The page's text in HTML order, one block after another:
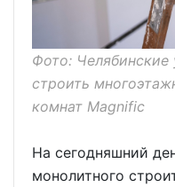
Фото: Челябинские
строить
комнат Magnific
На сегодняшний
монолитного